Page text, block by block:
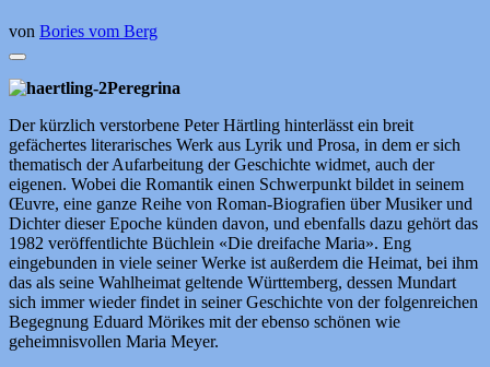
von Bories vom Berg
Peregrina
Der kürzlich verstorbene Peter Härtling hinterlässt ein breit
gefächertes literarisches Werk aus Lyrik und Prosa, in dem er sich
thematisch der Aufarbeitung der Geschichte widmet, auch der
eigenen. Wobei die Romantik einen Schwerpunkt bildet in seinem
Œuvre, eine ganze Reihe von Roman-Biografien über Musiker und
Dichter dieser Epoche künden davon, und ebenfalls dazu gehört das
1982 veröffentlichte Büchlein «Die dreifache Maria». Eng
eingebunden in viele seiner Werke ist außerdem die Heimat, bei ihm
das als seine Wahlheimat geltende Württemberg, dessen Mundart
sich immer wieder findet in seiner Geschichte von der folgenreichen
Begegnung Eduard Mörikes mit der ebenso schönen wie
geheimnisvollen Maria Meyer.